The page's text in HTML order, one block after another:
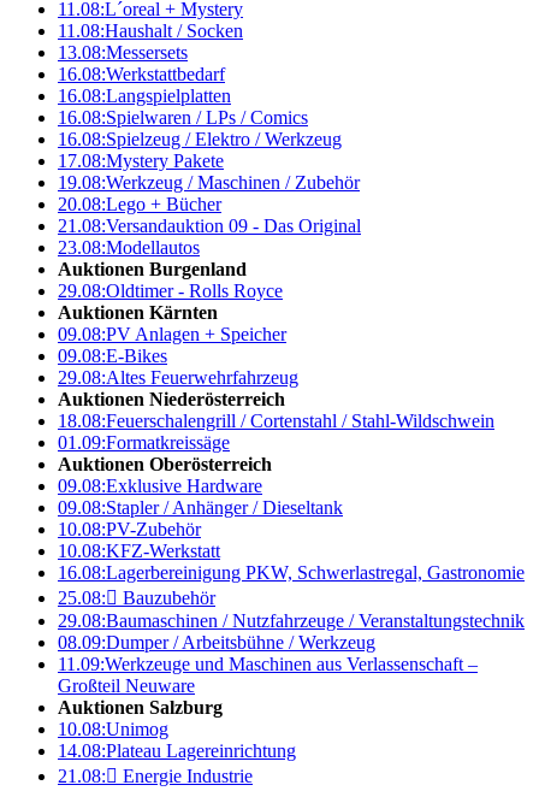
11.08:L´oreal + Mystery
11.08:Haushalt / Socken
13.08:Messersets
16.08:Werkstattbedarf
16.08:Langspielplatten
16.08:Spielwaren / LPs / Comics
16.08:Spielzeug / Elektro / Werkzeug
17.08:Mystery Pakete
19.08:Werkzeug / Maschinen / Zubehör
20.08:Lego + Bücher
21.08:Versandauktion 09 - Das Original
23.08:Modellautos
Auktionen Burgenland
29.08:Oldtimer - Rolls Royce
Auktionen Kärnten
09.08:PV Anlagen + Speicher
09.08:E-Bikes
29.08:Altes Feuerwehrfahrzeug
Auktionen Niederösterreich
18.08:Feuerschalengrill / Cortenstahl / Stahl-Wildschwein
01.09:Formatkreissäge
Auktionen Oberösterreich
09.08:Exklusive Hardware
09.08:Stapler / Anhänger / Dieseltank
10.08:PV-Zubehör
10.08:KFZ-Werkstatt
16.08:Lagerbereinigung PKW, Schwerlastregal, Gastronomie
25.08: Bauzubehör
29.08:Baumaschinen / Nutzfahrzeuge / Veranstaltungstechnik
08.09:Dumper / Arbeitsbühne / Werkzeug
11.09:Werkzeuge und Maschinen aus Verlassenschaft –
Großteil Neuware
Auktionen Salzburg
10.08:Unimog
14.08:Plateau Lagereinrichtung
21.08: Energie Industrie